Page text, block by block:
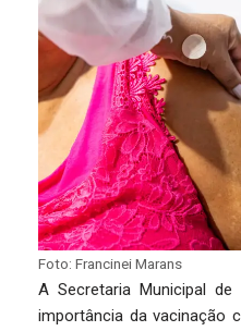
Foto: Francinei Marans
A Secretaria Municipal
importância da vacinação